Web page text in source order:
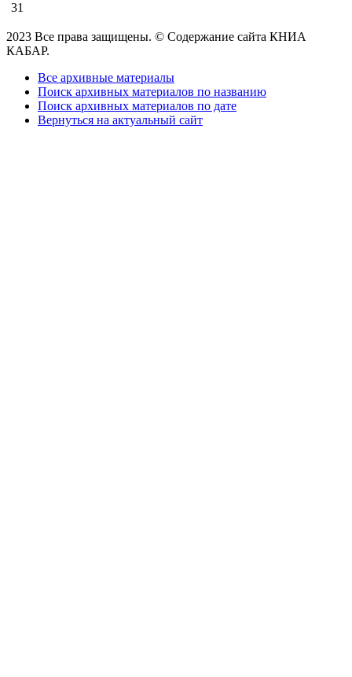
31
2023 Все права защищены. © Содержание сайта КНИА
КАБАР.
Все архивные материалы
Поиск архивных материалов по названию
Поиск архивных материалов по дате
Вернуться на актуальный сайт